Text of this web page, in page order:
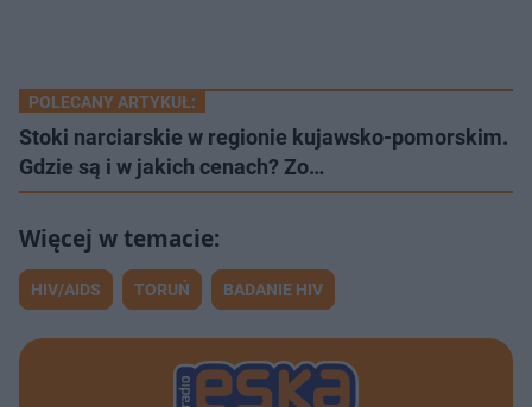
POLECANY ARTYKUŁ:
Stoki narciarskie w regionie kujawsko-pomorskim.
Gdzie są i w jakich cenach? Zo…
HIV/AIDS TORUŃ BADANIE HIV